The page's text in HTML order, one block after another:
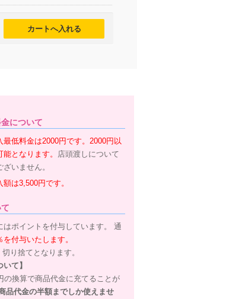
について
低料金は2000円です。2000円以
となります。
店頭渡しについて
いません。
は3,500円です。
はポイントを付与しています。 通
付与いたします。
り捨てとなります。
て】
の換算で商品代金に充てることが
品代金の半額までしか使えませ